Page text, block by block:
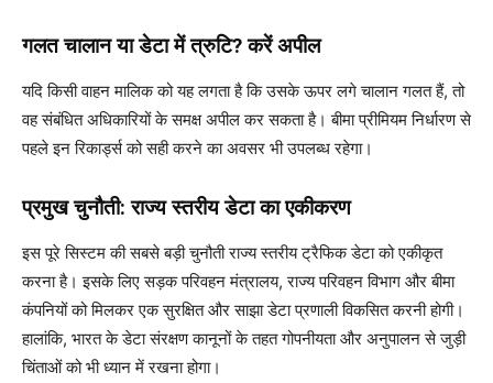
गलत चालान या डेटा में त्रुटि? करें अपील
यदि किसी वाहन मालिक को यह लगता है कि उसके ऊपर लगे चालान गलत हैं, तो
वह संबंधित अधिकारियों के समक्ष अपील कर सकता है। बीमा प्रीमियम निर्धारण से
पहले इन रिकार्ड्स को सही करने का अवसर भी उपलब्ध रहेगा।
प्रमुख चुनौती: राज्य स्तरीय डेटा का एकीकरण
इस पूरे सिस्टम की सबसे बड़ी चुनौती राज्य स्तरीय ट्रैफिक डेटा को एकीकृत
करना है। इसके लिए सड़क परिवहन मंत्रालय, राज्य परिवहन विभाग और बीमा
कंपनियों को मिलकर एक सुरक्षित और साझा डेटा प्रणाली विकसित करनी होगी।
हालांकि, भारत के डेटा संरक्षण कानूनों के तहत गोपनीयता और अनुपालन से जुड़ी
चिंताओं को भी ध्यान में रखना होगा।